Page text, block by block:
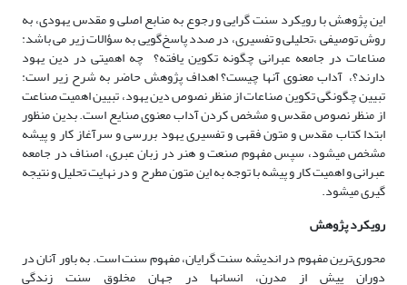
این پژوهش با رویکرد سنت گرایی و رجوع به منابع اصلی و مقدس یهودی، به
روش توصیفی ،تحلیلی و تفسیری، در صدد پاسخ‌گویی به سؤالات زیر می باشد:
صناعات در جامعه عبرانی چگونه تکوین یافته؟‌ چه اهمیتی در دین یهود
دارند؟، آداب معنوی آنها چیست؟ اهداف پژوهش حاضر به شرح زیر است:
تبیین چگونگی تکوین صناعات از منظر نصوص دین یهود، تبیین اهمیت صناعت
از منظر نصوص مقدس و مشخص کردن آداب معنوی صنایع است. بدین منظور
ابتدا کتاب مقدس و متون فقهی و تفسیری یهود بررسی و سرآغاز کار و پیشه
مشخص می­شود، سپس مفهوم صنعت و هنر در زبان عبری، اصناف در جامعه
عبرانی و اهمیت کار و پیشه با توجه به این متون مطرح و در نهایت تحلیل و نتیجه
گیری می­شود.
رویکرد پژوهش
محوری‌ترین مفهوم در اندیشه سنت گرایان، مفهوم سنت است. به باور آنان در
دوران پیش از مدرن، انسانها در جهان مخلوق سنت زندگی